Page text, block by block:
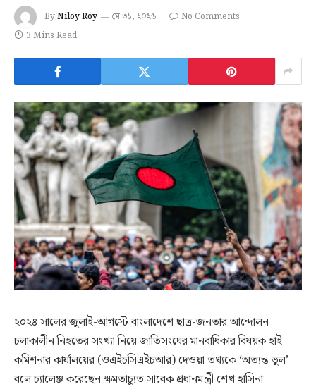
ByNiloy Roy মে ৩১, ২০২৬
No Comments
3 Mins Read
২০২৪ সালের জুলাই-আগস্টে বাংলাদেশে ছাত্র-জনতার আন্দোলন
চলাকালীন নিহতের সংখ্যা নিয়ে জাতিসংঘের মানবাধিকার বিষয়ক হাই
কমিশনার কার্যালয়ের (ওএইচসিএইচআর) দেওয়া তথ্যকে ‘অত্যন্ত ভুল’
বলে চ্যালেঞ্জ করেছেন ক্ষমতাচ্যুত সাবেক প্রধানমন্ত্রী শেখ হাসিনা।